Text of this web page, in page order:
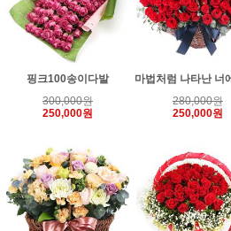
핑크100송이다발
300,000원
250,000원
280,000원
250,000원